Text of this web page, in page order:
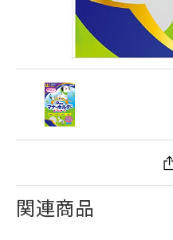
関連商品